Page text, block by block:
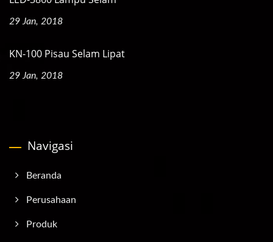
29 Jan, 2018
KN-100 Pisau Selam Lipat
29 Jan, 2018
Navigasi
Beranda
Perusahaan
Produk